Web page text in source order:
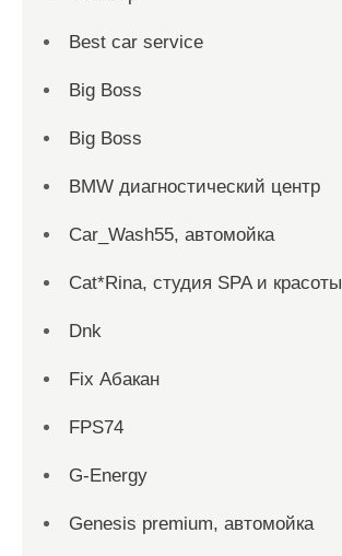
Best car service
Big Boss
Big Boss
BMW диагностический центр
Car_Wash55, автомойка
Cat*Rina, студия SPA и красоты
Dnk
Fix Абакан
FPS74
G-Energy
Genesis premium, автомойка